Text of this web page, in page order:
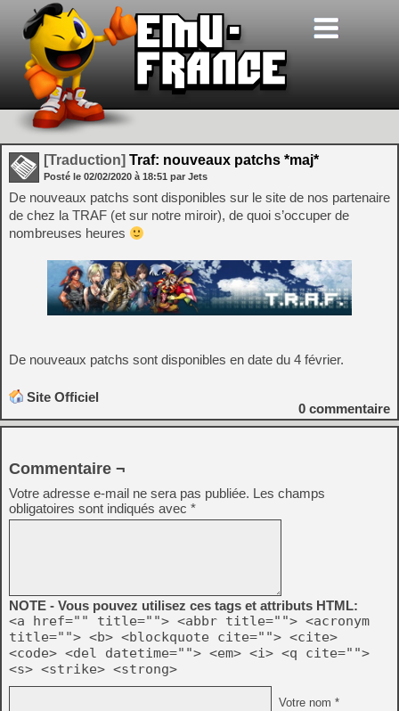
[Traduction] Traf: nouveaux patchs *maj*
Posté le 02/02/2020 à 18:51 par Jets
De nouveaux patchs sont disponibles sur le site de nos partenaire
de chez la TRAF (et sur notre miroir), de quoi s’occuper de
nombreuses heures
De nouveaux patchs sont disponibles en date du 4 février.
Site Officiel
0 commentaire
Commentaire ¬
Votre adresse e-mail ne sera pas publiée. Les champs
obligatoires sont indiqués avec *
NOTE - Vous pouvez utilisez ces tags et attributs HTML:
<a href="" title=""> <abbr title=""> <acronym
title=""> <b> <blockquote cite=""> <cite>
<code> <del datetime=""> <em> <i> <q cite="">
<s> <strike> <strong>
Votre nom *